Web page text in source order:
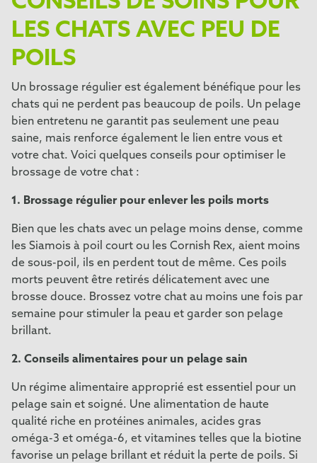
LES CHATS AVEC PEU DE
POILS
Un brossage régulier est également bénéfique pour les
chats qui ne perdent pas beaucoup de poils. Un pelage
bien entretenu ne garantit pas seulement une peau
saine, mais renforce également le lien entre vous et
votre chat. Voici quelques conseils pour optimiser le
brossage de votre chat :
1. Brossage régulier pour enlever les poils morts
Bien que les chats avec un pelage moins dense, comme
les Siamois à poil court ou les Cornish Rex, aient moins
de sous-poil, ils en perdent tout de même. Ces poils
morts peuvent être retirés délicatement avec une
brosse douce. Brossez votre chat au moins une fois par
semaine pour stimuler la peau et garder son pelage
brillant.
2. Conseils alimentaires pour un pelage sain
Un régime alimentaire approprié est essentiel pour un
pelage sain et soigné. Une alimentation de haute
qualité riche en protéines animales, acides gras
oméga-3 et oméga-6, et vitamines telles que la biotine
favorise un pelage brillant et réduit la perte de poils. Si